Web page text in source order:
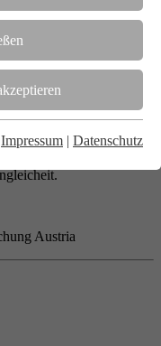
Impressum | Datenschutz
Prüf-, Inspektions- und
Mitarbeiter:innen
Austria